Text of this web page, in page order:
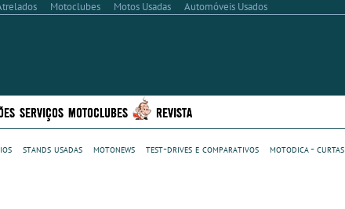
Motoclubes Motos Usadas Automóveis Usados
SERVIÇOS MOTOCLUBES REVISTA
stands usadas motonews test-drives e comparativos motodica - curtas